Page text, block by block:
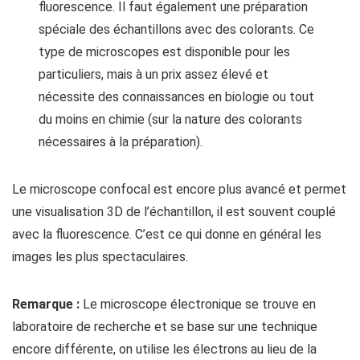
fluorescence. Il faut également une préparation
spéciale des échantillons avec des colorants. Ce
type de microscopes est disponible pour les
particuliers, mais à un prix assez élevé et
nécessite des connaissances en biologie ou tout
du moins en chimie (sur la nature des colorants
nécessaires à la préparation).
Le microscope confocal est encore plus avancé et permet
une visualisation 3D de l’échantillon, il est souvent couplé
avec la fluorescence. C’est ce qui donne en général les
images les plus spectaculaires.
Remarque : Le microscope électronique se trouve en
laboratoire de recherche et se base sur une technique
encore différente, on utilise les électrons au lieu de la